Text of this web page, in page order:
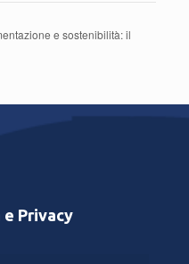
e sostenibilità: il
e Privacy